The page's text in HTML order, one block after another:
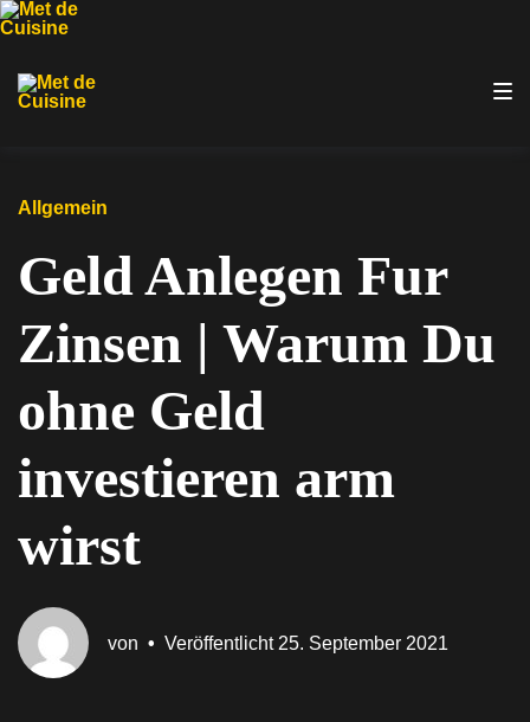
Hauptnavigation
springen
Inhalt
springen
Footer
springen
Allgemein
Geld Anlegen Fur
Zinsen | Warum Du
ohne Geld
investieren arm
wirst
von • Veröffentlicht 25. September 2021